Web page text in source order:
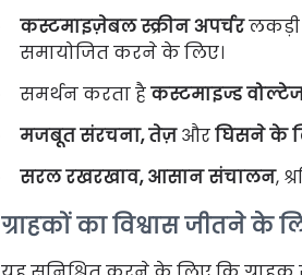
कस्टमाइज़ेबल स्क्रीन अपर्चरलकड़ी
समायोजित करने के लिए।
समर्थन करता हैकस्टमाइज्ड
मजबूत संरचना, तेज़औरघिसने के
सरल रखरखाव, आसान संचालन,
ग्राहकों का विश्वास जीतने के